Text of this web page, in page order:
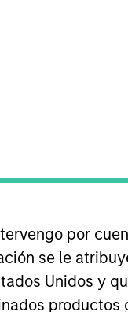
por
se le
Unidos y
Press
Veteran Arif
Executive
Jan 06,2026